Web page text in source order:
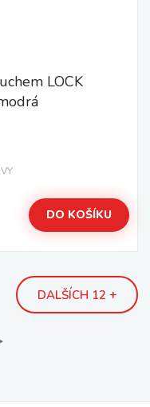
LOCK
DO KOŠÍKU
DALŠÍCH 12 +